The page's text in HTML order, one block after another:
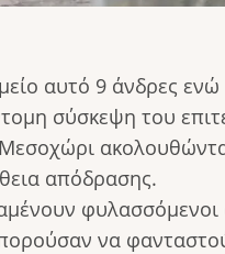
αυτό 9 άνδρες
σύσκεψη του
απόδρασης.
φυλασσόμενοι
να